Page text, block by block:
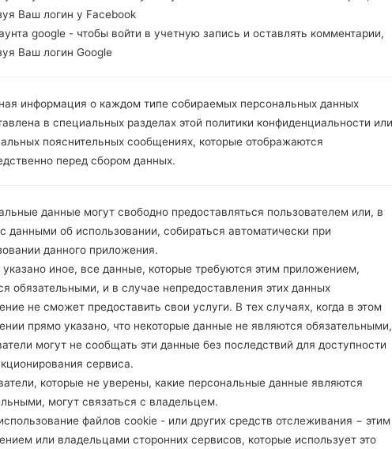
CLR(Brazil)
G810EAWдобавлен файл
G810EAW
G810EAWдобавлен файлG810EAW10r_00_0526.kdz
G810EAWдобавлен файлG810EAW10r_00_0526.kdz
G810EAWдобавлен файл
добавлен файл
HUN(Hungary)
DEC()
NEU(NEU/NORTHERN EUROPE)
SWS(Switzerland)
Ваш логин у Facebook
google - чтобы войти в учетную запись и оставлять комментарии,
Ваш логин Google
информация о каждом типе собираемых персональных данных
в специальных разделах этой политики конфиденциальности или
пояснительных сообщениях, которые отображаются
перед сбором данных.
данные могут свободно предоставляться пользователем или, в
данными об использовании, собираться автоматически при
данного приложения.
указано иное, все данные, которые требуются этим приложением,
обязательными, и в случае непредоставления этих данных
не сможет предоставить свои услуги. В тех случаях, когда в этом
прямо указано, что некоторые данные не являются обязательными,
могут не сообщать эти данные без последствий для доступности
сервиса.
которые не уверены, какие персональные данные являются
могут связаться с владельцем.
файлов cookie - или других средств отслеживания − этим
или владельцами сторонних сервисов, которые использует это